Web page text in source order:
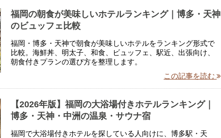
福岡の朝食が美味しいホテルランキング｜博多・天神
のビュッフェ比較
福岡・博多・天神で朝食が美味しいホテルをランキング形式で
比較。海鮮丼、明太子、和食、ビュッフェ、駅近、出張向け、
朝食付きプランの選び方を整理します。
この記事を読む
【2026年版】福岡の大浴場付きホテルランキング｜
博多・天神・中洲の温泉・サウナ宿
福岡で大浴場付きホテルを探している人向けに、博多駅・天